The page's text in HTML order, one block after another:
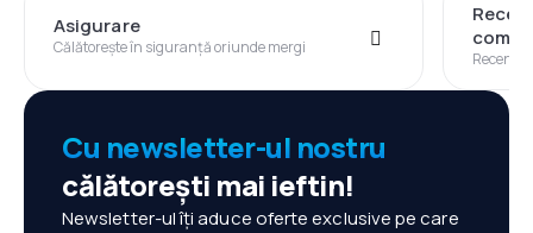
Asigurare
Călătorește în siguranță oriunde mergi
Recenzii
Cu newsletter-ul nostru
călătorești mai ieftin!
Newsletter-ul îți aduce oferte exclusive pe care